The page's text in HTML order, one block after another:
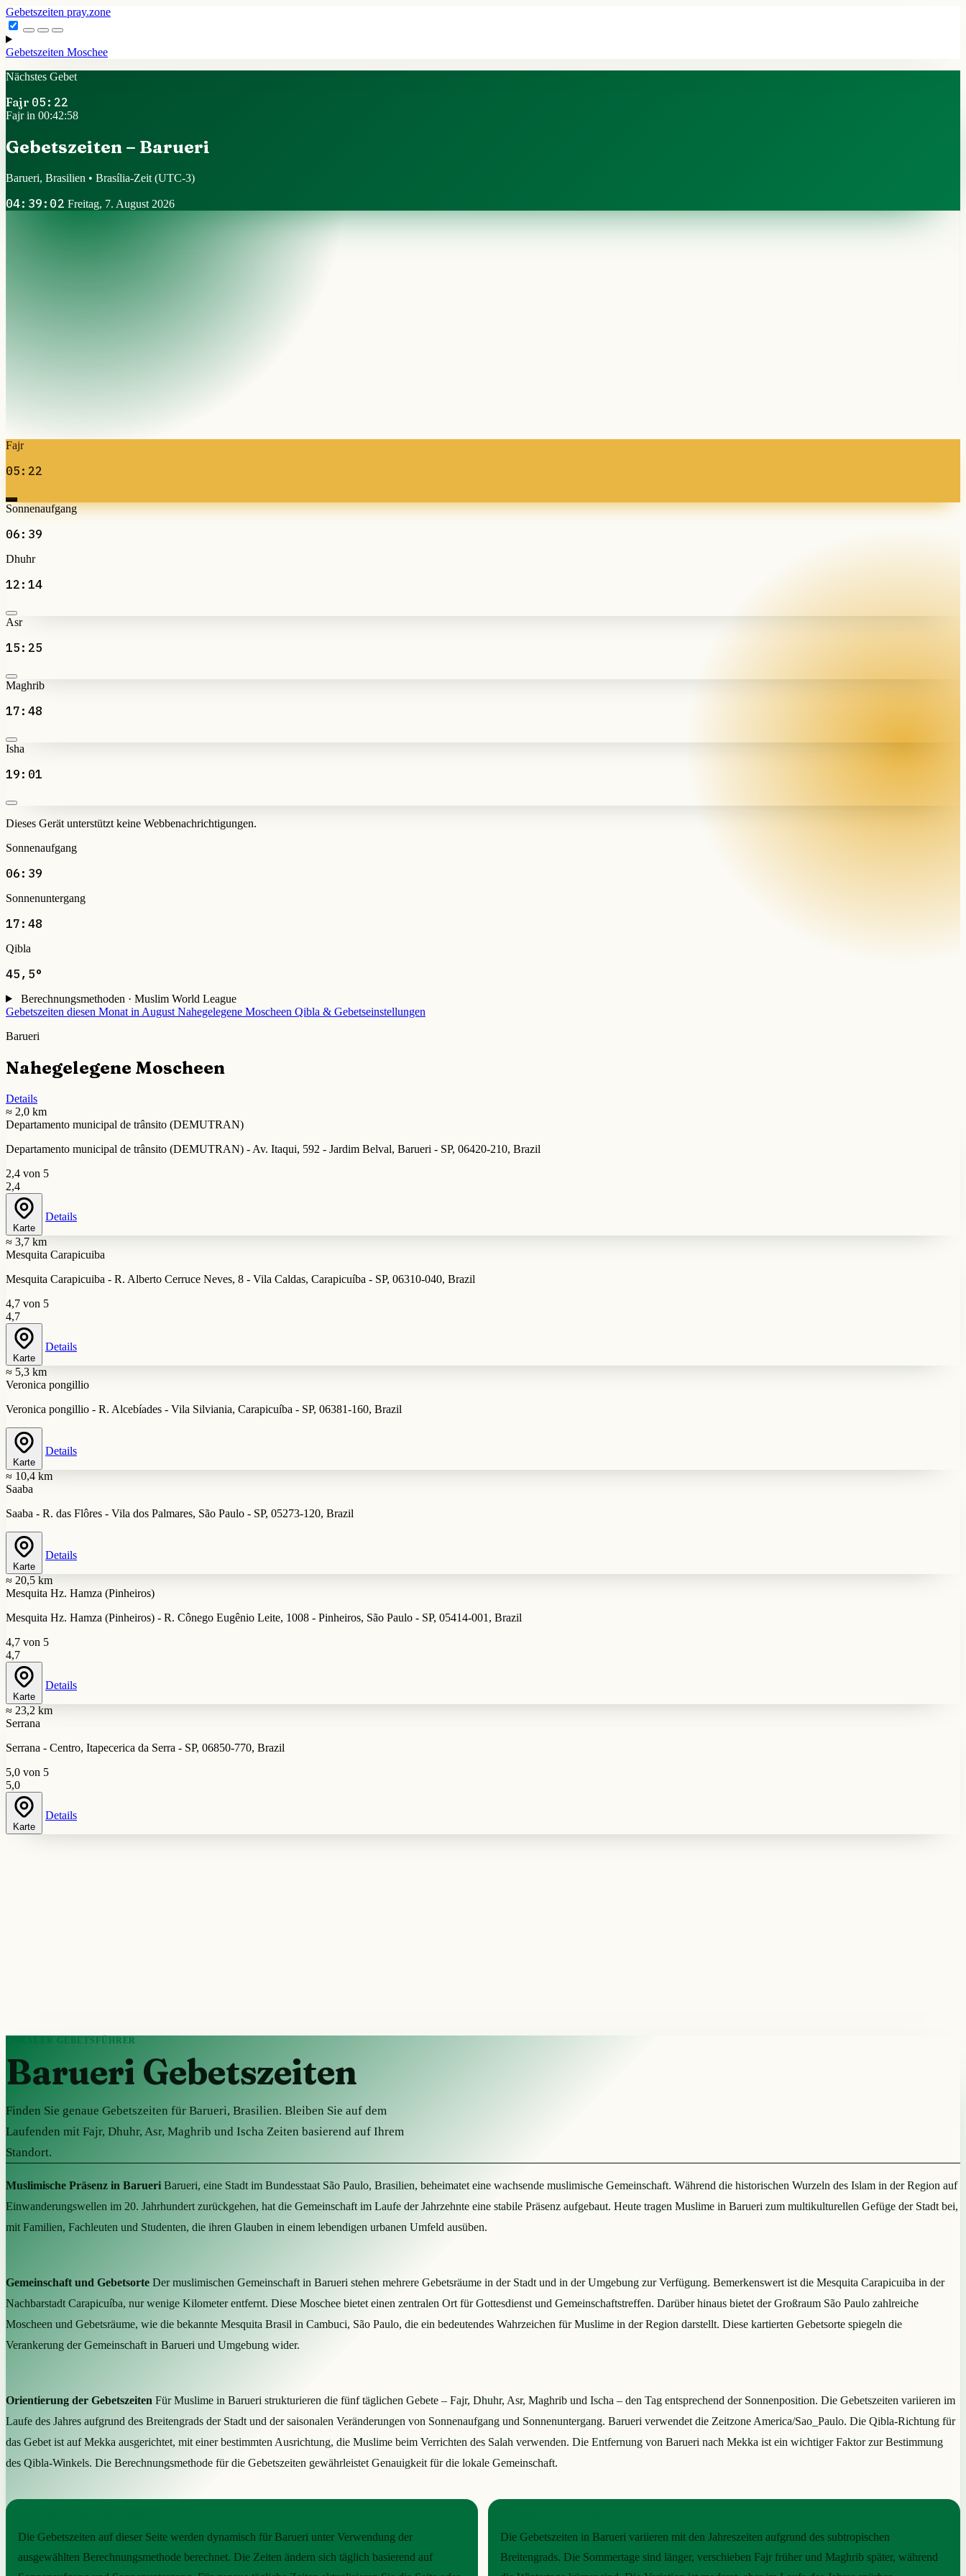
Gebetszeiten pray.zone
Gebetszeiten Moschee
Nächstes Gebet
Fajr 05:22
Fajr in 00:42:57
Gebetszeiten – Barueri
Barueri, Brasilien • Brasília-Zeit (UTC-3)
04:39:03 Freitag, 7. August 2026
Fajr
05:22
Sonnenaufgang
06:39
Dhuhr
12:14
Asr
15:25
Maghrib
17:48
Isha
19:01
Dieses Gerät unterstützt keine Webbenachrichtigungen.
Sonnenaufgang
06:39
Sonnenuntergang
17:48
Qibla
45,5°
Berechnungsmethoden · Muslim World League
Gebetszeiten diesen Monat in August Nahegelegene Moscheen Qibla & Gebetseinstellungen
Barueri
Nahegelegene Moscheen
Details
≈ 2,0 km
Departamento municipal de trânsito (DEMUTRAN)
Departamento municipal de trânsito (DEMUTRAN) - Av. Itaqui, 592 - Jardim Belval, Barueri - SP, 06420-210, Brazil
2,4 von 5
2,4
Karte
Details
≈ 3,7 km
Mesquita Carapicuiba
Mesquita Carapicuiba - R. Alberto Cerruce Neves, 8 - Vila Caldas, Carapicuíba - SP, 06310-040, Brazil
4,7 von 5
4,7
Karte
Details
≈ 5,3 km
Veronica pongillio
Veronica pongillio - R. Alcebíades - Vila Silviania, Carapicuíba - SP, 06381-160, Brazil
Karte
Details
≈ 10,4 km
Saaba
Saaba - R. das Flôres - Vila dos Palmares, São Paulo - SP, 05273-120, Brazil
Karte
Details
≈ 20,5 km
Mesquita Hz. Hamza (Pinheiros)
Mesquita Hz. Hamza (Pinheiros) - R. Cônego Eugênio Leite, 1008 - Pinheiros, São Paulo - SP, 05414-001, Brazil
4,7 von 5
4,7
Karte
Details
≈ 23,2 km
Serrana
Serrana - Centro, Itapecerica da Serra - SP, 06850-770, Brazil
5,0 von 5
5,0
Karte
Details
LOKALER GEBETSFÜHRER
Barueri Gebetszeiten
Finden Sie genaue Gebetszeiten für Barueri, Brasilien. Bleiben Sie auf dem
Laufenden mit Fajr, Dhuhr, Asr, Maghrib und Ischa Zeiten basierend auf Ihrem
Standort.
Muslimische Präsenz in Barueri Barueri, eine Stadt im Bundesstaat São Paulo, Brasilien, beheimatet eine wachsende muslimische Gemeinschaft. Während die historischen Wurzeln des Islam in der Region auf
Einwanderungswellen im 20. Jahrhundert zurückgehen, hat die Gemeinschaft im Laufe der Jahrzehnte eine stabile Präsenz aufgebaut. Heute tragen Muslime in Barueri zum multikulturellen Gefüge der Stadt bei,
mit Familien, Fachleuten und Studenten, die ihren Glauben in einem lebendigen urbanen Umfeld ausüben.
Gemeinschaft und Gebetsorte Der muslimischen Gemeinschaft in Barueri stehen mehrere Gebetsräume in der Stadt und in der Umgebung zur Verfügung. Bemerkenswert ist die Mesquita Carapicuiba in der
Nachbarstadt Carapicuíba, nur wenige Kilometer entfernt. Diese Moschee bietet einen zentralen Ort für Gottesdienst und Gemeinschaftstreffen. Darüber hinaus bietet der Großraum São Paulo zahlreiche
Moscheen und Gebetsräume, wie die bekannte Mesquita Brasil in Cambuci, São Paulo, die ein bedeutendes Wahrzeichen für Muslime in der Region darstellt. Diese kartierten Gebetsorte spiegeln die
Verankerung der Gemeinschaft in Barueri und Umgebung wider.
Orientierung der Gebetszeiten Für Muslime in Barueri strukturieren die fünf täglichen Gebete – Fajr, Dhuhr, Asr, Maghrib und Ischa – den Tag entsprechend der Sonnenposition. Die Gebetszeiten variieren im
Laufe des Jahres aufgrund des Breitengrads der Stadt und der saisonalen Veränderungen von Sonnenaufgang und Sonnenuntergang. Barueri verwendet die Zeitzone America/Sao_Paulo. Die Qibla-Richtung für
das Gebet ist auf Mekka ausgerichtet, mit einer bestimmten Ausrichtung, die Muslime beim Verrichten des Salah verwenden. Die Entfernung von Barueri nach Mekka ist ein wichtiger Faktor zur Bestimmung
des Qibla-Winkels. Die Berechnungsmethode für die Gebetszeiten gewährleistet Genauigkeit für die lokale Gemeinschaft.
Die Gebetszeiten auf dieser Seite werden dynamisch für Barueri unter Verwendung der
ausgewählten Berechnungsmethode berechnet. Die Zeiten ändern sich täglich basierend auf
Die Gebetszeiten in Barueri variieren mit den Jahreszeiten aufgrund des subtropischen
Breitengrads. Die Sommertage sind länger, verschieben Fajr früher und Maghrib später, während